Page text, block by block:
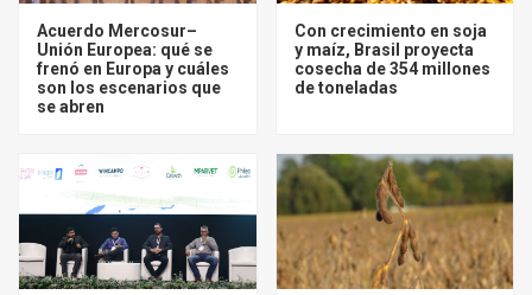
Acuerdo Mercosur–
Unión Europea: qué se
frenó en Europa y cuáles
son los escenarios que
se abren
Con crecimiento en soja
y maíz, Brasil proyecta
cosecha de 354 millones
de toneladas